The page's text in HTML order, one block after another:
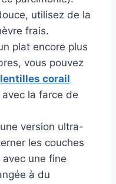
utilisez de la
frais.
plat encore plus
vous pouvez
lentilles corail
la farce de
version ultra-
les couches
une fine
à du